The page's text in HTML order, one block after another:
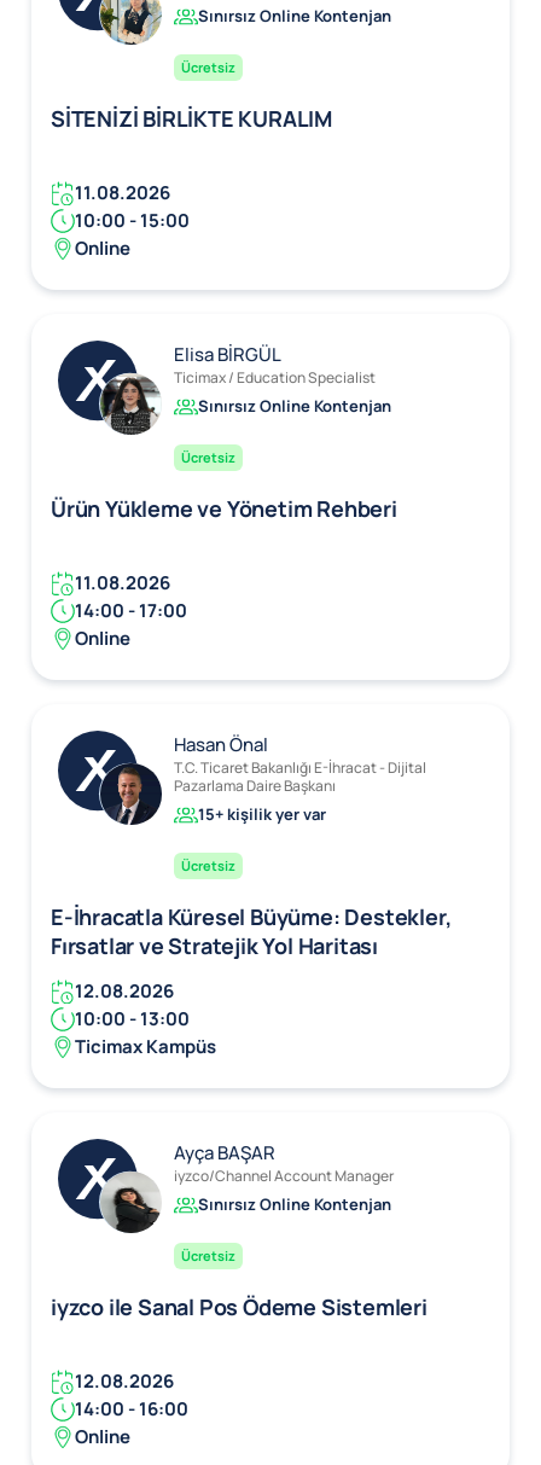
Sınırsız Online Kontenjan
Ücretsiz
SİTENİZİ BİRLİKTE KURALIM
11.08.2026
10:00 - 15:00
Online
Elisa BİRGÜL
Ticimax / Education Specialist
Sınırsız Online Kontenjan
Ücretsiz
Ürün Yükleme ve Yönetim Rehberi
11.08.2026
14:00 - 17:00
Online
Hasan Önal
T.C. Ticaret Bakanlığı E-İhracat - Dijital
Pazarlama Daire Başkanı
15+ kişilik yer var
Ücretsiz
E-İhracatla Küresel Büyüme: Destekler,
Fırsatlar ve Stratejik Yol Haritası
12.08.2026
10:00 - 13:00
Ticimax Kampüs
Ayça BAŞAR
iyzco/Channel Account Manager
Sınırsız Online Kontenjan
Ücretsiz
iyzco ile Sanal Pos Ödeme Sistemleri
12.08.2026
14:00 - 16:00
Online